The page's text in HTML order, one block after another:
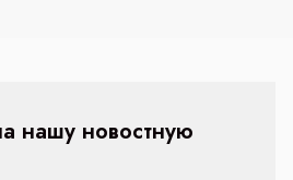
нашу новостную